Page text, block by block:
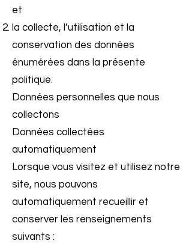
et
la collecte, l’utilisation et la
conservation des données
énumérées dans la présente
politique.
Données personnelles que nous
collectons
Données collectées
automatiquement
Lorsque vous visitez et utilisez notre
site, nous pouvons
automatiquement recueillir et
conserver les renseignements
suivants :